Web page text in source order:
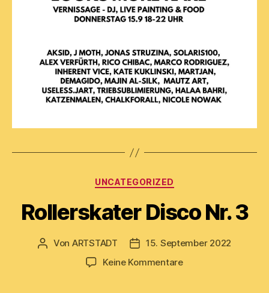
Kategorien
UNCATEGORIZED
Rollerskater Disco Nr. 3
Beitragsautor
Von ARTSTADT Beitragsdatum
15. September 2022
Keine Kommentarezu